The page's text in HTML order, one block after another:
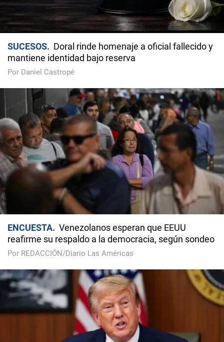
SUCESOS
Doral rinde homenaje a oficial fallecido y
mantiene identidad bajo reserva
Por Daniel Castropé
ENCUESTA
Venezolanos esperan que EEUU
reafirme su respaldo a la democracia, según sondeo
Por REDACCIÓN/Diario Las Américas